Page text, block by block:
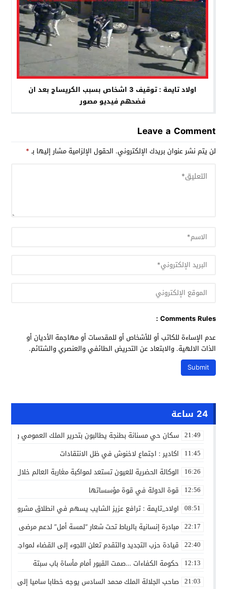
اولاد تايمة : توقيف 3 اشخاص بسبب الكريساج بعد ان
فضحهم فيديو مصور
Leave a Comment
لن يتم نشر عنوان بريدك الإلكتروني. الحقول الإلزامية مشار إليها بـ*
Comments Rules :
عدم الإساءة للكاتب أو للأشخاص أو للمقدسات أو مهاجمة الأديان أو
الذات الالهية. والابتعاد عن التحريض الطائفي والعنصري والشتائم.
24 ساعة
21:49 سكان حي مسنانة بطنجة يطالبون بتحرير الملك العمومي
11:45 اكادير : اجتماع لاخنوش في ظل الانتقادات
16:26 الوكالة الحضرية للعيون تستعد لمواكبة مغاربة العالم خلال
12:56 قوة الدولة في قوة مؤسساتها
08:51 اولاد_تايمة : ترافع عزيز الشايب يسهم في انطلاق مشروع
22:17 مبادرة إنسانية بالرباط تحت شعار “لمسة أمل” لدعم مرضى
22:40 قيادة حزب التجديد والتقدم تعلن اللجوء إلى القضاء لمواجهة
12:13 حكومة الكفاءات …صمت القبور أمام مأساة باب سبتة
21:03 صاحب الجلالة الملك محمد السادس يوجه خطابا ساميا إلى